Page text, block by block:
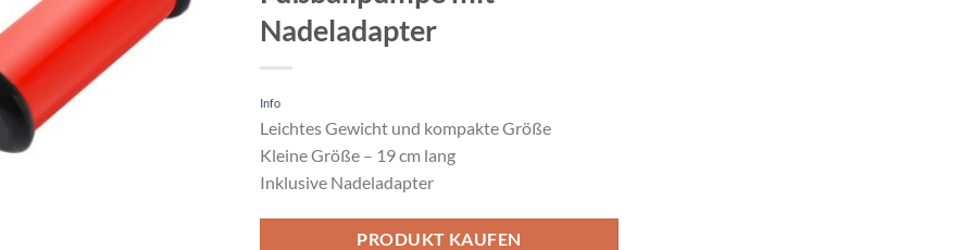
Nadeladapter
Info
Leichtes Gewicht und kompakte Größe
Kleine Größe – 19 cm lang
Inklusive Nadeladapter
PRODUKT KAUFEN